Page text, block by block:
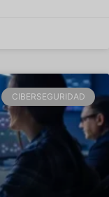
CIBERSEGURIDAD